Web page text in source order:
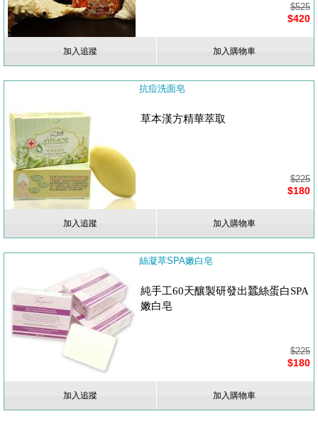
$525
$420
加入追蹤 加入購物車
抗痘洗面皂
草本漢方精華萃取
$225
$180
加入追蹤 加入購物車
絲凝萃SPA嫩白皂
純手工60天釀製研發出蠶絲蛋白SPA
嫩白皂
$225
$180
加入追蹤 加入購物車